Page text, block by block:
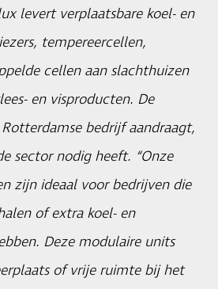
levert verplaatsbare koel- en
tempereercellen,
cellen aan slachthuizen
en visproducten. De
bedrijf aandraagt,
sector nodig heeft. “Onze
zijn ideaal voor bedrijven die
of extra koel- en
Deze modulaire units
of vrije ruimte bij het